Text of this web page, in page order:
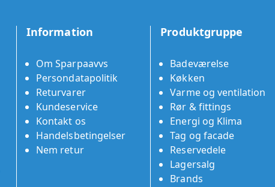
Information
Om Sparpaavvs
Persondatapolitik
Returvarer
Kundeservice
Kontakt os
Handelsbetingelser
Nem retur
Produktgruppe
Badeværelse
Køkken
Varme og ventilation
Rør & fittings
Energi og Klima
Tag og facade
Reservedele
Lagersalg
Brands